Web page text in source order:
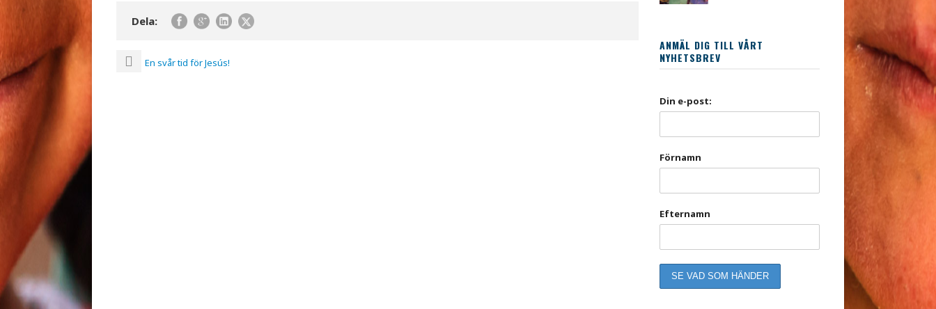
Dela:
En svår tid för Jesús!
ANMÄL DIG TILL VÅRT
NYHETSBREV
Din e-post:
Förnamn
Efternamn